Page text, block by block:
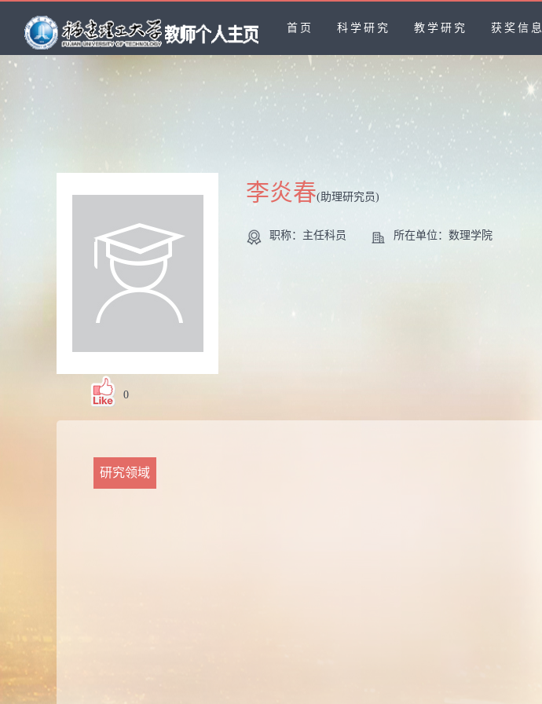
首页 科学研究 教学研究 获奖信息
0
李炎春(助理研究员)
职称：主任科员 所在单位：数理学院
研究领域